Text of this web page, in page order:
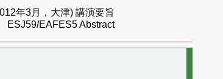
年3月，大津) 講演要旨
ESJ59/EAFES5 Abstract